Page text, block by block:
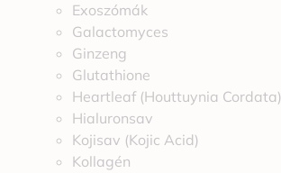
Exoszómák
Galactomyces
Ginzeng
Glutathione
Heartleaf (Houttuynia Cordata)
Hialuronsav
Kojisav (Kojic Acid)
Kollagén